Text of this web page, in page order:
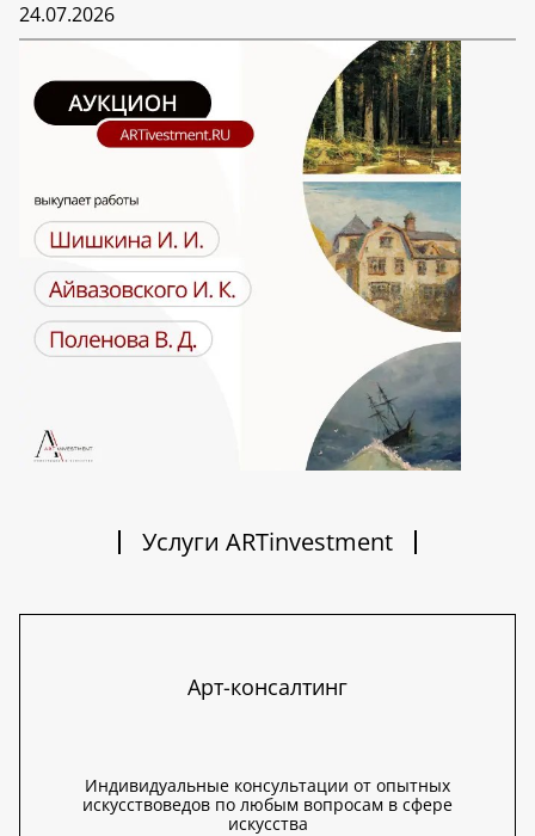
24.07.2026
Услуги ARTinvestment
Арт-консалтинг
Индивидуальные консультации от опытных
искусствоведов по любым вопросам в сфере
искусства